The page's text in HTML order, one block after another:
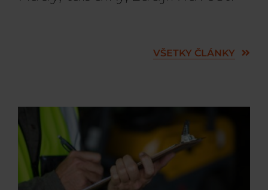
VŠETKY ČLÁNKY